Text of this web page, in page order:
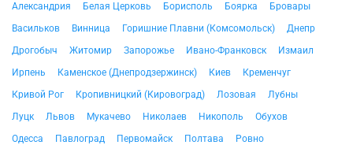
Александрия Белая Церковь Борисполь Боярка
Бровары
Васильков
Винница Горишние Плавни (Комсомольск)
Днепр
Дрогобыч
Житомир Запорожье Ивано-Франковск
Измаил
Ирпень
Каменское (Днепродзержинск) Киев
Кременчуг
Кривой Рог
Кропивницкий (Кировоград) Лозовая
Лубны
Луцк
Львов Мукачево Николаев Никополь
Обухов
Одесса
Павлоград Первомайск Полтава
Ровно